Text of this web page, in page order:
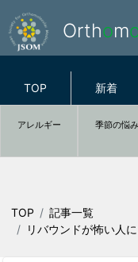
Orthom
TOP 新着
アレルギー 季節の悩み
TOP
記事一覧
リバウンドが怖い人